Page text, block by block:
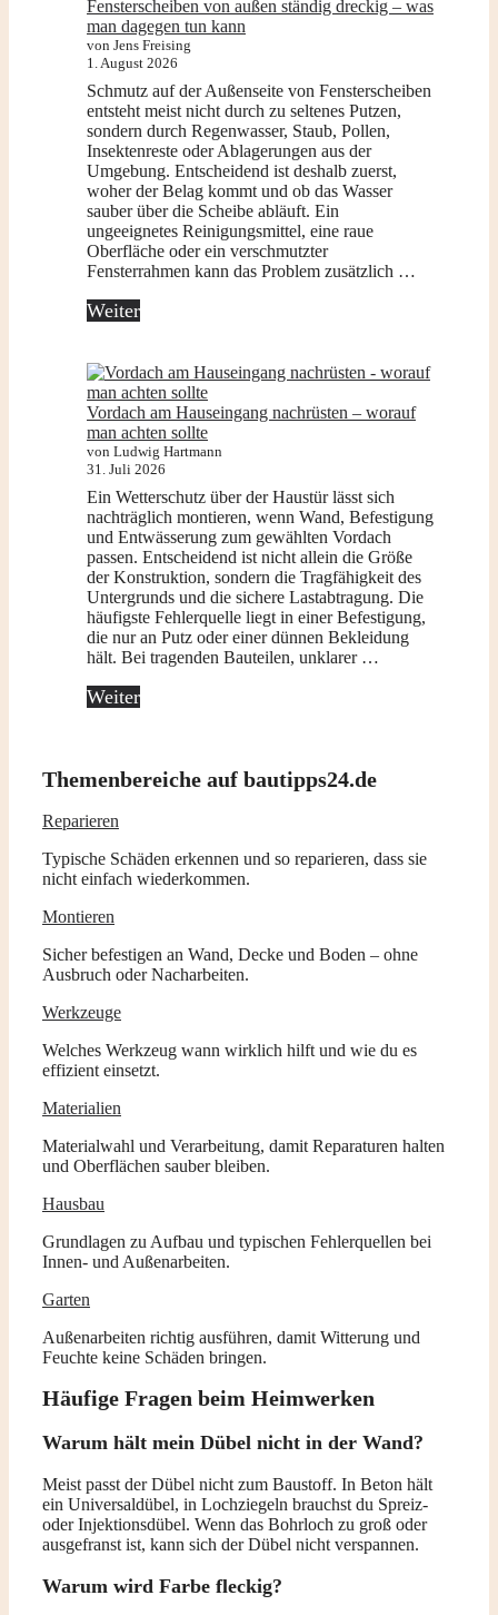
Fensterscheiben von außen ständig dreckig – was
man dagegen tun kann
von Jens Freising
1. August 2026
Schmutz auf der Außenseite von Fensterscheiben
entsteht meist nicht durch zu seltenes Putzen,
sondern durch Regenwasser, Staub, Pollen,
Insektenreste oder Ablagerungen aus der
Umgebung. Entscheidend ist deshalb zuerst,
woher der Belag kommt und ob das Wasser
sauber über die Scheibe abläuft. Ein
ungeeignetes Reinigungsmittel, eine raue
Oberfläche oder ein verschmutzter
Fensterrahmen kann das Problem zusätzlich …
Weiter
Vordach am Hauseingang nachrüsten – worauf
man achten sollte
von Ludwig Hartmann
31. Juli 2026
Ein Wetterschutz über der Haustür lässt sich
nachträglich montieren, wenn Wand, Befestigung
und Entwässerung zum gewählten Vordach
passen. Entscheidend ist nicht allein die Größe
der Konstruktion, sondern die Tragfähigkeit des
Untergrunds und die sichere Lastabtragung. Die
häufigste Fehlerquelle liegt in einer Befestigung,
die nur an Putz oder einer dünnen Bekleidung
hält. Bei tragenden Bauteilen, unklarer …
Weiter
Themenbereiche auf bautipps24.de
Reparieren
Typische Schäden erkennen und so reparieren, dass sie
nicht einfach wiederkommen.
Montieren
Sicher befestigen an Wand, Decke und Boden – ohne
Ausbruch oder Nacharbeiten.
Werkzeuge
Welches Werkzeug wann wirklich hilft und wie du es
effizient einsetzt.
Materialien
Materialwahl und Verarbeitung, damit Reparaturen halten
und Oberflächen sauber bleiben.
Hausbau
Grundlagen zu Aufbau und typischen Fehlerquellen bei
Innen- und Außenarbeiten.
Garten
Außenarbeiten richtig ausführen, damit Witterung und
Feuchte keine Schäden bringen.
Häufige Fragen beim Heimwerken
Warum hält mein Dübel nicht in der Wand?
Meist passt der Dübel nicht zum Baustoff. In Beton hält
ein Universaldübel, in Lochziegeln brauchst du Spreiz-
oder Injektionsdübel. Wenn das Bohrloch zu groß oder
ausgefranst ist, kann sich der Dübel nicht verspannen.
Warum wird Farbe fleckig?